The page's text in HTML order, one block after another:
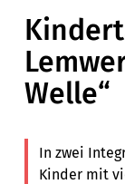
Welle“
In zwei
Kinder mit